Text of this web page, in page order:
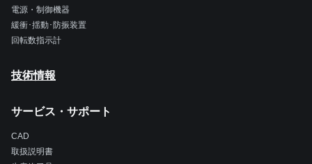
電源・制御機器
緩衝･揺動･防振装置
回転数指示計
技術情報
サービス・サポート
CAD
取扱説明書